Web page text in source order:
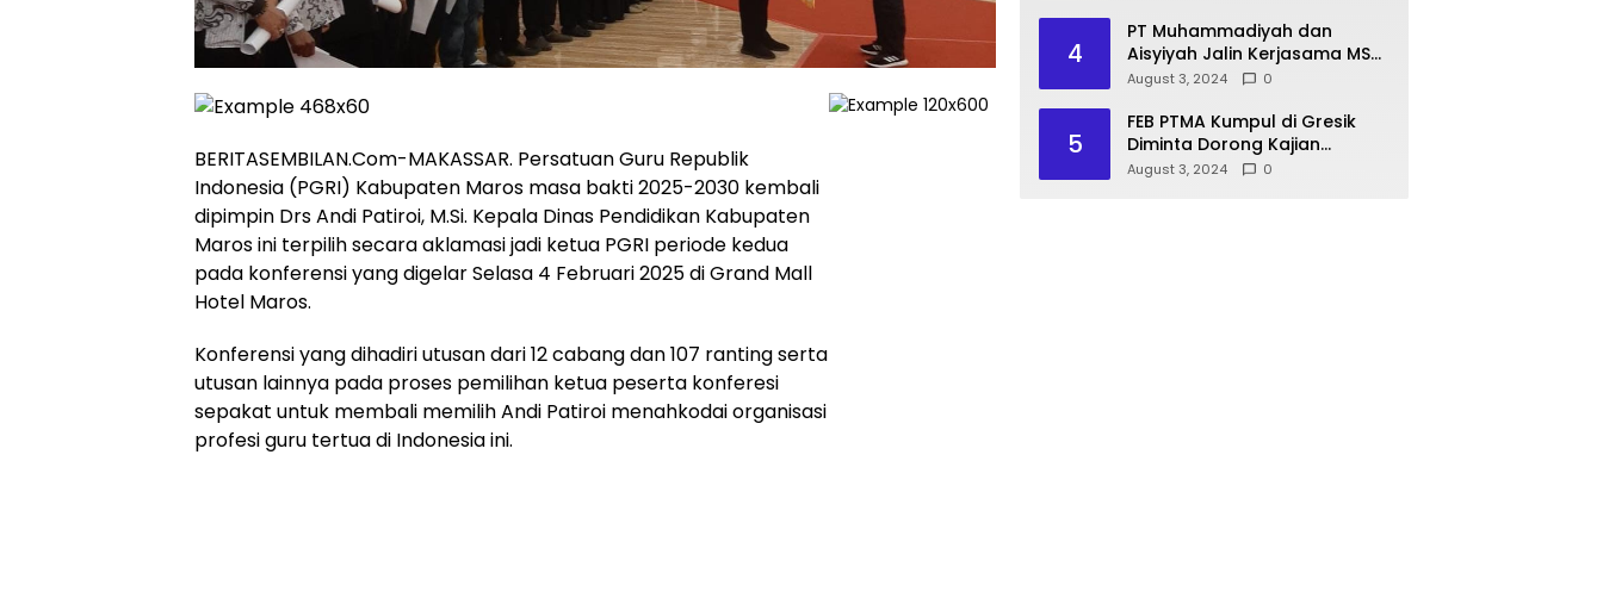
BERITASEMBILAN.Com-MAKASSAR. Persatuan Guru Republik
Indonesia (PGRI) Kabupaten Maros masa bakti 2025-2030 kembali
dipimpin Drs Andi Patiroi, M.Si. Kepala Dinas Pendidikan Kabupaten
Maros ini terpilih secara aklamasi jadi ketua PGRI periode kedua
pada konferensi yang digelar Selasa 4 Februari 2025 di Grand Mall
Hotel Maros.
Konferensi yang dihadiri utusan dari 12 cabang dan 107 ranting serta
utusan lainnya pada proses pemilihan ketua peserta konferesi
sepakat untuk membali memilih Andi Patiroi menahkodai organisasi
profesi guru tertua di Indonesia ini.
4
PT Muhammadiyah dan
Aisyiyah Jalin Kerjasama MSU
Malaysia
August 3, 2024 0
5
FEB PTMA Kumpul di Gresik
Diminta Dorong Kajian
Ekonomi Islam
August 3, 2024 0